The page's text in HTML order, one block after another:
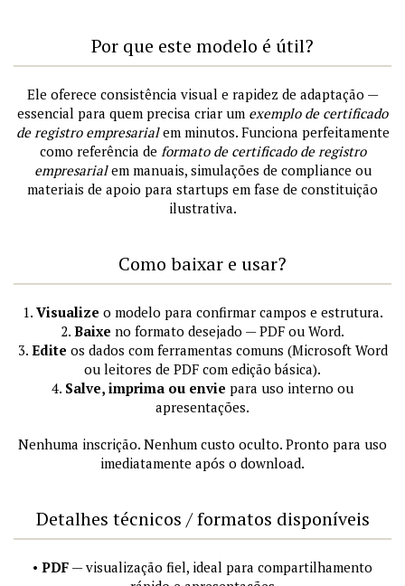
Por que este modelo é útil?
Ele oferece consistência visual e rapidez de adaptação —
essencial para quem precisa criar um exemplo de certificado
de registro empresarialem minutos. Funciona perfeitamente
como referência de formato de certificado de registro
empresarialem manuais, simulações de compliance ou
materiais de apoio para startups em fase de constituição
ilustrativa.
Como baixar e usar?
1. Visualize o modelo para confirmar campos e estrutura.
2. Baixe no formato desejado — PDF ou Word.
3. Edite os dados com ferramentas comuns (Microsoft Word
ou leitores de PDF com edição básica).
4. Salve, imprima ou envie para uso interno ou
apresentações.
Nenhuma inscrição. Nenhum custo oculto. Pronto para uso
imediatamente após o download.
Detalhes técnicos / formatos disponíveis
• PDF — visualização fiel, ideal para compartilhamento